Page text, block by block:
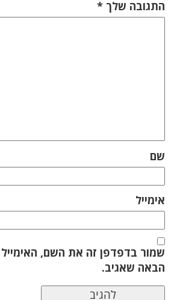
התגובה שלך *
שם
אימייל
שמור בדפדפן זה את השם,
הבאה שאגיב.